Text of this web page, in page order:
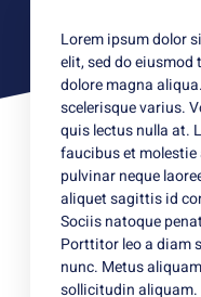
Lorem ipsum dolor
elit, sed do
dolore magna
scelerisque varius.
quis lectus nulla at.
faucibus et molestie
pulvinar neque
aliquet sagittis id
Sociis natoque
Porttitor leo a diam
nunc. Metus
sollicitudin aliquam.